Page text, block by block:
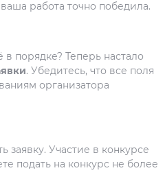
работа точно победила.
порядке? Теперь настало
. Убедитесь, что все поля
организатора
заявку. Участие в конкурсе
подать на конкурс не более